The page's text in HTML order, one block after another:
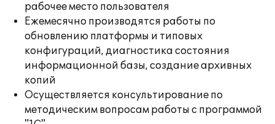
рабочее место пользователя
Ежемесячно производятся работы по
обновлению платформы и типовых
конфигураций, диагностика состояния
информационной базы, создание архивных
копий
Осуществляется консультирование по
методическим вопросам работы с программой